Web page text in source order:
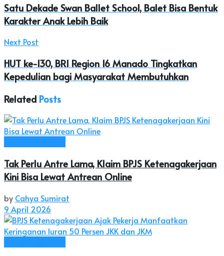
Satu Dekade Swan Ballet School, Balet Bisa Bentuk
Karakter Anak Lebih Baik
Next Post
HUT ke-130, BRI Region 16 Manado Tingkatkan
Kepedulian bagi Masyarakat Membutuhkan
Related Posts
Tak Perlu Antre Lama, Klaim BPJS Ketenagakerjaan
Kini Bisa Lewat Antrean Online
by Cahya Sumirat
9 April 2026